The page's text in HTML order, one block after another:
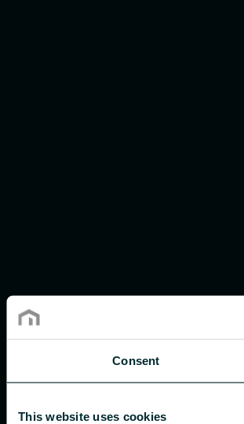
Consent
This website uses cookies